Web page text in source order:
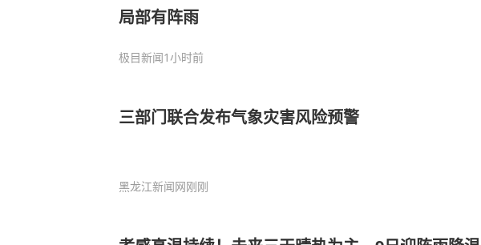
局部有阵雨
极目新闻1小时前
三部门联合发布气象灾害风险预警
黑龙江新闻网刚刚